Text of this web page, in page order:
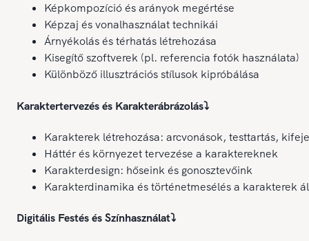
Képkompozíció és arányok megértése
Képzaj és vonalhasználat technikái
Árnyékolás és térhatás létrehozása
Kisegítő szoftverek (pl. referencia fotók használata)
Különböző illusztrációs stílusok kipróbálása
Karaktertervezés és Karakterábrázolás⤵️
Karakterek létrehozása: arcvonások, testtartás,
Háttér és környezet tervezése a karaktereknek
Karakterdesign: hőseink és gonosztevőink
Karakterdinamika és történetmesélés a karakterek
Digitális Festés és Színhasználat⤵️